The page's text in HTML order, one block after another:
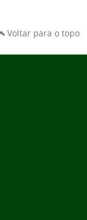
Voltar para o topo